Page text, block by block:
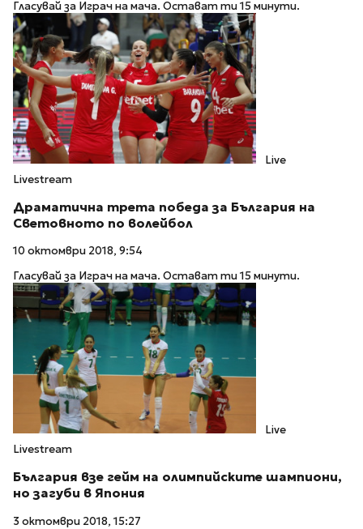
Гласувай за Играч на мача. Остават ти 15 минути.
Live
Livestream
Драматична трета победа за България на
Световното по волейбол
10 октомври 2018, 9:54
Гласувай за Играч на мача. Остават ти 15 минути.
Live
Livestream
България взе гейм на олимпийските шампиони,
но загуби в Япония
3 октомври 2018, 15:27